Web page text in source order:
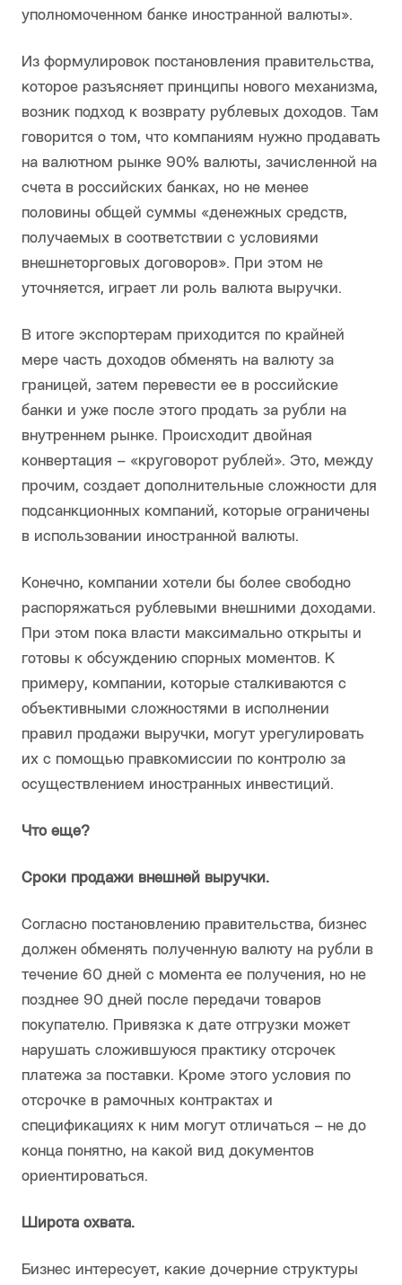
уполномоченном банке иностранной валюты».
Из формулировок постановления правительства,
которое разъясняет принципы нового механизма,
возник подход к возврату рублевых доходов. Там
говорится о том, что компаниям нужно продавать
на валютном рынке 90% валюты, зачисленной на
счета в российских банках, но не менее
половины общей суммы «денежных средств,
получаемых в соответствии с условиями
внешнеторговых договоров». При этом не
уточняется, играет ли роль валюта выручки.
В итоге экспортерам приходится по крайней
мере часть доходов обменять на валюту за
границей, затем перевести ее в российские
банки и уже после этого продать за рубли на
внутреннем рынке. Происходит двойная
конвертация – «круговорот рублей». Это, между
прочим, создает дополнительные сложности для
подсанкционных компаний, которые ограничены
в использовании иностранной валюты.
Конечно, компании хотели бы более свободно
распоряжаться рублевыми внешними доходами.
При этом пока власти максимально открыты и
готовы к обсуждению спорных моментов. К
примеру, компании, которые сталкиваются с
объективными сложностями в исполнении
правил продажи выручки, могут урегулировать
их с помощью правкомиссии по контролю за
осуществлением иностранных инвестиций.
Что еще?
Сроки продажи внешней выручки.
Согласно постановлению правительства, бизнес
должен обменять полученную валюту на рубли в
течение 60 дней с момента ее получения, но не
позднее 90 дней после передачи товаров
покупателю. Привязка к дате отгрузки может
нарушать сложившуюся практику отсрочек
платежа за поставки. Кроме этого условия по
отсрочке в рамочных контрактах и
спецификациях к ним могут отличаться – не до
конца понятно, на какой вид документов
ориентироваться.
Широта охвата.
Бизнес интересует, какие дочерние структуры